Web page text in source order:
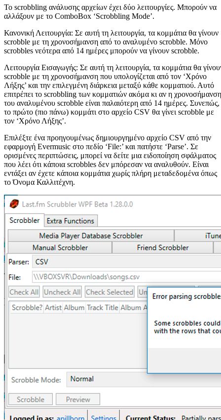
Το scrobbling ανάλυσης αρχείων έχει δύο λειτουργίες. Μπορούν να
αλλάξουν με το ComboBox ‘Scrobbling Mode’.
Κανονική Λειτουργία: Σε αυτή τη λειτουργία, τα κομμάτια θα γίνουν
scrobble με τη χρονοσήμανση από το αναλυμένο scrobble. Μόνο
scrobbles νεότερα από 14 ημέρες μπορούν να γίνουν scrobble.
Λειτουργία Εισαγωγής: Σε αυτή τη λειτουργία, τα κομμάτια θα
scrobble με τη χρονοσήμανση που υπολογίζεται από τον ‘Χρόνο
Λήξης’ και την επιλεγμένη διάρκεια μεταξύ κάθε κομματιού. Αυτό
επιτρέπει το scrobbling των κομματιών ακόμα κι αν η χρονοσήμανση
του αναλυμένου scrobble είναι παλαιότερη από 14 ημέρες. Συνεπώς,
το πρώτο (πιο πάνω) κομμάτι στο αρχείο CSV θα γίνει scrobble με
τον ‘Χρόνο Λήξης’.
Επιλέξτε ένα προηγουμένως δημιουργημένο αρχείο CSV από την
εφαρμογή Evermusic στο πεδίο ‘File:’ και πατήστε ‘Parse’. Σε
ορισμένες περιπτώσεις, μπορεί να δείτε μια ειδοποίηση σφάλματος
που λέει ότι κάποια scrobbles δεν μπόρεσαν να αναλυθούν. Είναι
εντάξει αν έχετε κάποια κομμάτια χωρίς πλήρη μεταδεδομένα όπως
το Όνομα Καλλιτέχνη.